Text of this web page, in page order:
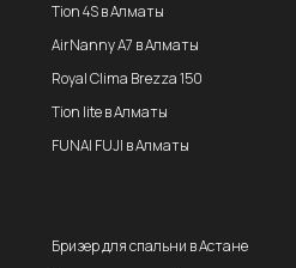
Tion 4S в Алматы
AirNanny A7 в Алматы
Royal Clima Brezza 150
Tion lite в Алматы
FUNAI FUJI в Алматы
Бризер для спальни в Астане